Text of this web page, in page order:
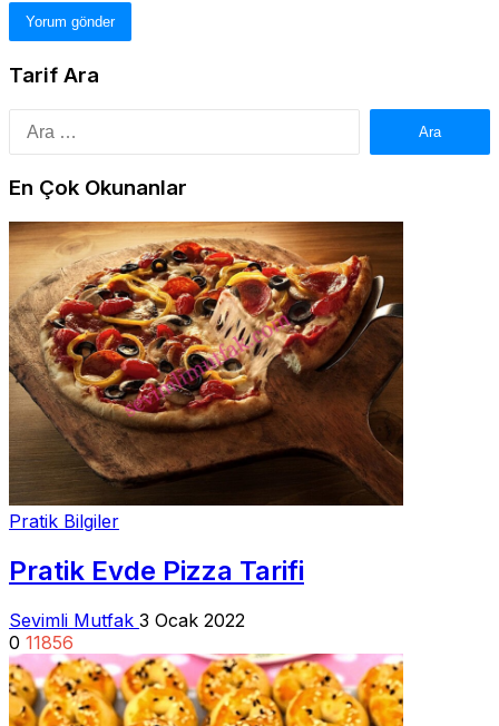
Tarif Ara
Arama:
En Çok Okunanlar
Pratik Bilgiler
Pratik Evde Pizza Tarifi
Sevimli Mutfak 3 Ocak 2022
0 11856